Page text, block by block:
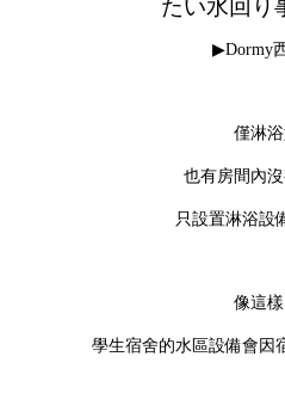
▶Dormy
僅淋
也有房間內沒
只設置淋浴設
像這樣
學生宿舍的水區設備會因